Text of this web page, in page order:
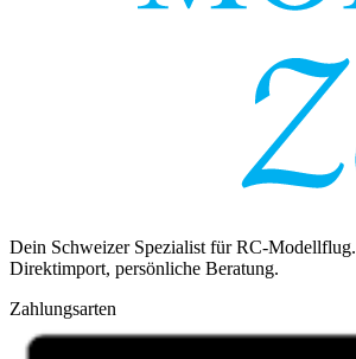
Dein Schweizer Spezialist für RC-Modellflug.
Direktimport, persönliche Beratung.
Zahlungsarten